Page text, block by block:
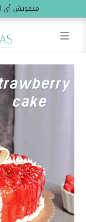
متفوتش أي